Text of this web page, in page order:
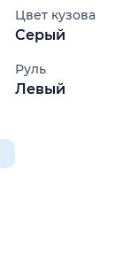
Цвет кузова
Серый
Руль
Левый